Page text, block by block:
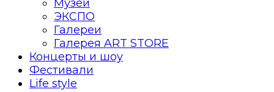
Музеи
ЭКСПО
Галереи
Галерея ART STORE
Концерты и шоу
Фестивали
Life style